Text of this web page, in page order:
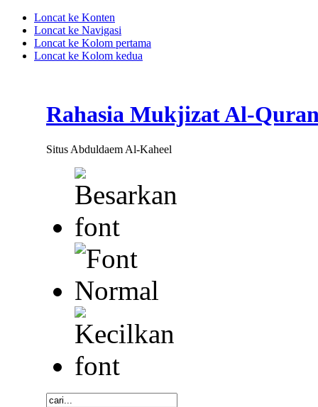
Loncat ke Konten
Loncat ke Navigasi
Loncat ke Kolom pertama
Loncat ke Kolom kedua
Rahasia Mukjizat Al-
Situs Abduldaem Al-Kaheel